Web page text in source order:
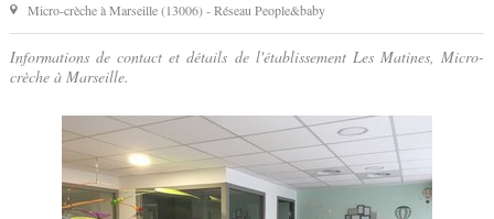
Micro-crèche àMarseille(13006) - Réseau People&baby
Informations de contact et détails de l'établissement Les Matines, Micro-
crèche à Marseille.